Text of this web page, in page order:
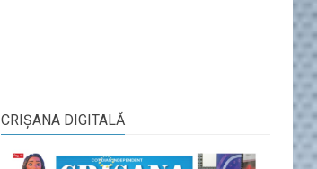
CRIŞANA DIGITALĂ